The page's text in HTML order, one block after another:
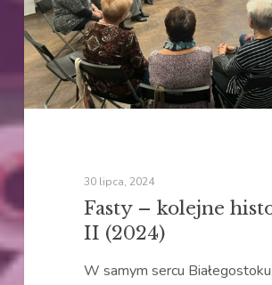
(2024)
30 lipca, 2024
Fasty – kolejne
II (2024)
W samym sercu Białegostoku,